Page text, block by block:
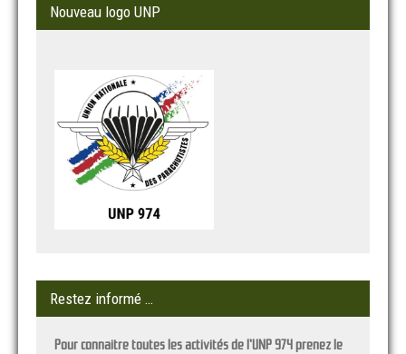
Nouveau logo UNP
Restez informé …
Pour connaitre toutes les activités de l'UNP 974 prenez le